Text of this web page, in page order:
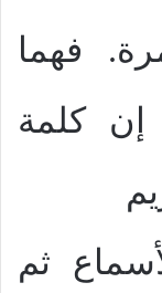
فهما
كلمة
ثم